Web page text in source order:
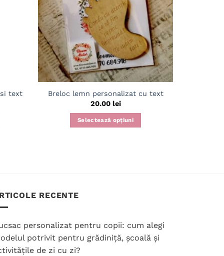
text
Breloc lemn personalizat cu text
20.00 lei
Selectează opțiuni
RECENTE
personalizat pentru copii: cum alegi
potrivit pentru grădiniță, școală și
de zi cu zi?